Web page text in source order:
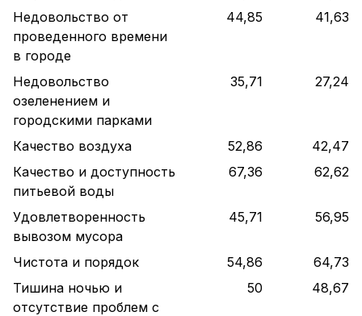
Недовольство от
проведенного времени
в городе
44,85 41,63
Недовольство
озеленением и
городскими парками
35,71 27,24
Качество воздуха 52,86
42,47
Качество и доступность
питьевой воды
67,36 62,62
Удовлетворенность
вывозом мусора
45,71 56,95
Чистота и порядок 54,86
64,73
Тишина ночью и
отсутствие проблем с
50 48,67